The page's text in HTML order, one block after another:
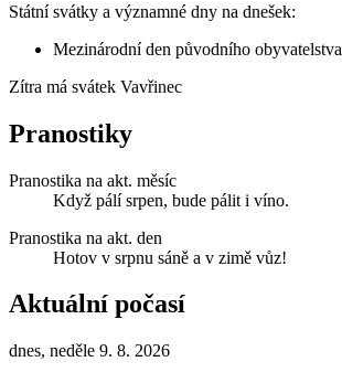
Státní svátky a významné dny na dnešek:
Mezinárodní den původního obyvatelstva
Zítra má svátek Vavřinec
Pranostiky
Pranostika na akt. měsíc
Když pálí srpen, bude pálit i víno.
Pranostika na akt. den
Hotov v srpnu sáně a v zimě vůz!
Aktuální počasí
dnes, neděle 9. 8. 2026